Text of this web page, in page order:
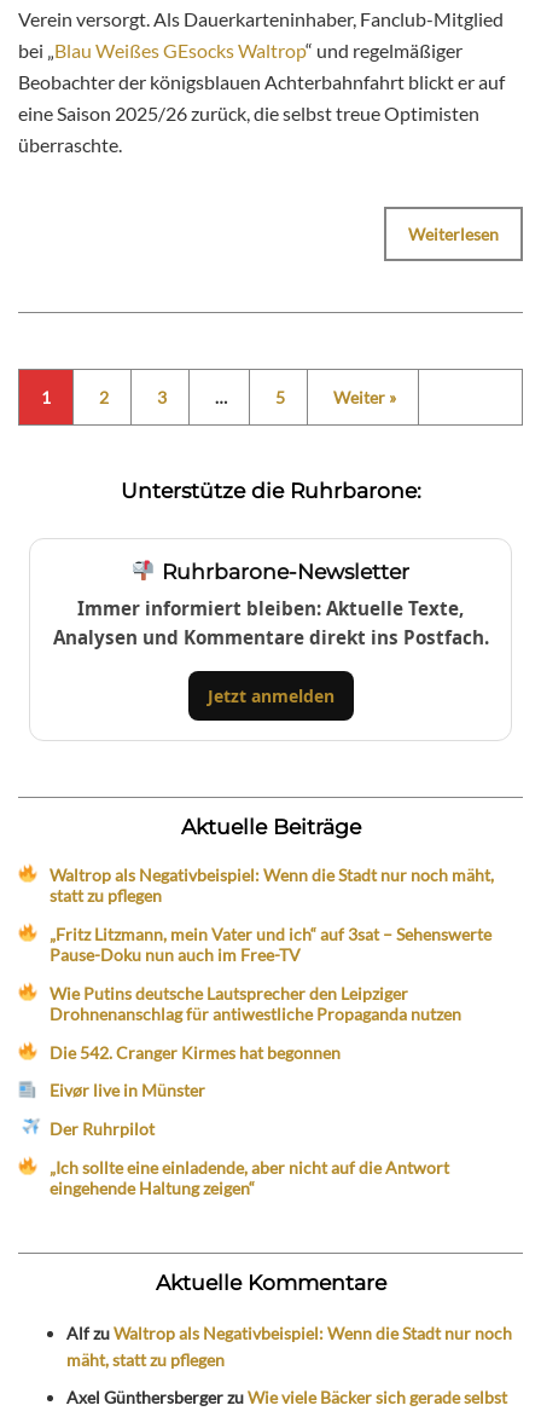
Verein versorgt. Als Dauerkarteninhaber, Fanclub-Mitglied
bei „Blau Weißes GEsocks Waltrop“ und regelmäßiger
Beobachter der königsblauen Achterbahnfahrt blickt er auf
eine Saison 2025/26 zurück, die selbst treue Optimisten
überraschte.
Weiterlesen
1 2 3 … 5 Weiter »
Unterstütze die Ruhrbarone:
Ruhrbarone-Newsletter
Immer informiert bleiben: Aktuelle Texte,
Analysen und Kommentare direkt ins Postfach.
Jetzt anmelden
Aktuelle Beiträge
Waltrop als Negativbeispiel: Wenn die Stadt nur noch mäht,
statt zu pflegen
„Fritz Litzmann, mein Vater und ich“ auf 3sat – Sehenswerte
Pause-Doku nun auch im Free-TV
Wie Putins deutsche Lautsprecher den Leipziger
Drohnenanschlag für antiwestliche Propaganda nutzen
Die 542. Cranger Kirmes hat begonnen
Eivør live in Münster
Der Ruhrpilot
„Ich sollte eine einladende, aber nicht auf die Antwort
eingehende Haltung zeigen“
Aktuelle Kommentare
AlfzuWaltrop als Negativbeispiel: Wenn die Stadt nur noch
mäht, statt zu pflegen
Axel GünthersbergerzuWie viele Bäcker sich gerade selbst